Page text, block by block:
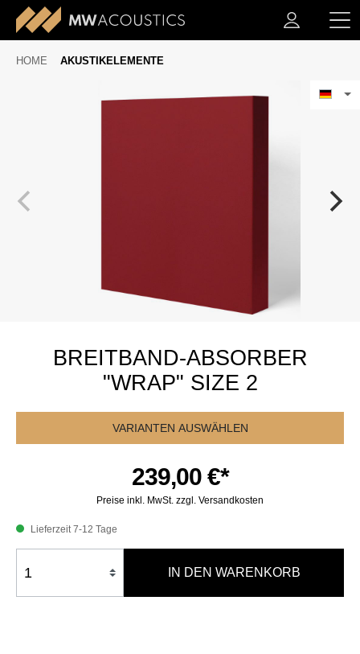
HOME AKUSTIKELEMENTE
BREITBAND-ABSORBER
"WRAP" SIZE 2
VARIANTEN AUSWÄHLEN
239,00 €*
Preise inkl. MwSt. zzgl. Versandkosten
Lieferzeit 7-12 Tage
IN DEN WARENKORB